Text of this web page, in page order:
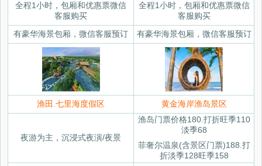
全程1小时，包厢和优惠票微信
客服购买
全程1小时，包厢和优惠票微信
客服购买
有豪华海景包厢，微信客服预订
有豪华海景包厢，微信客服预订
渔田.七里海度假区 黄金海岸渔岛景区
夜游为主，沉浸式夜演/夜景
渔岛门票价格180.打折旺季110
淡季68
菲奢尔温泉(含景区门票)188.打
折淡季128旺季158